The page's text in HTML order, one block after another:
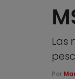
Las
Por